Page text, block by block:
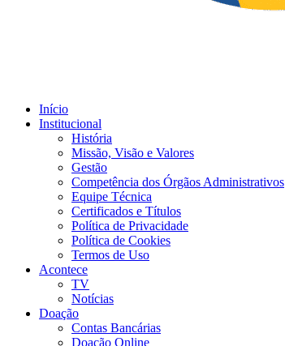
Início
Institucional
História
Missão, Visão e Valores
Gestão
Competência dos Órgãos Administrativos
Equipe Técnica
Certificados e Títulos
Política de Privacidade
Política de Cookies
Termos de Uso
Acontece
TV
Notícias
Doação
Contas Bancárias
Doação Online